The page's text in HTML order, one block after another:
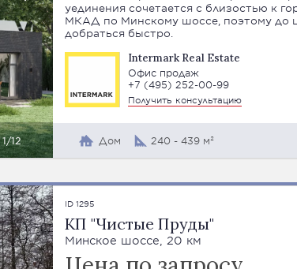
1 12
уединения сочетается с близостью к
МКАД по Минскому шоссе, поэтому до
добраться быстро.
Intermark Real Estate
Офис продаж
+7 (495) 252-00-99
Получить консультацию
Дом 240 - 439 м²
ID 1295
КП "Чистые Пруды"
Минское шоссе, 20 км